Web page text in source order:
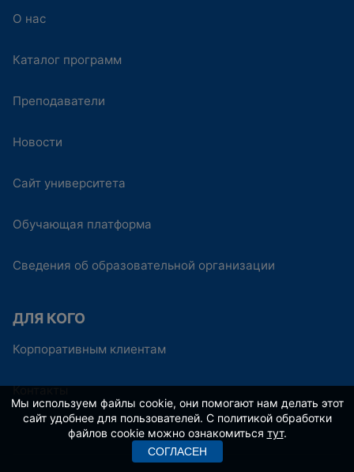
О нас
Каталог программ
Преподаватели
Новости
Сайт университета
Обучающая платформа
Сведения об образовательной организации
ДЛЯ КОГО
Корпоративным клиентам
Контакты
Мы используем файлы cookie, они помогают нам делать этот
сайт удобнее для пользователей. С политикой обработки
файлов cookie можно ознакомиться тут.
СОГЛАСЕН